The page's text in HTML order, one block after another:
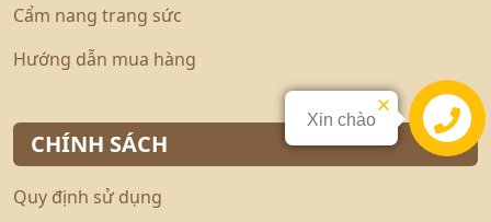
Cẩm nang trang sức
Hướng dẫn mua hàng
CHÍNH SÁCH
Quy định sử dụng
Liên hệ
Xin chào